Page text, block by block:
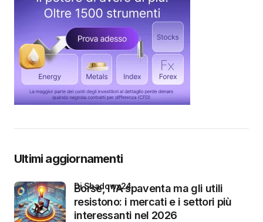
Ultimi aggiornamenti
Borse, l’IA spaventa ma gli utili
resistono: i mercati e i settori più
interessanti nel 2026
di Shadowx24